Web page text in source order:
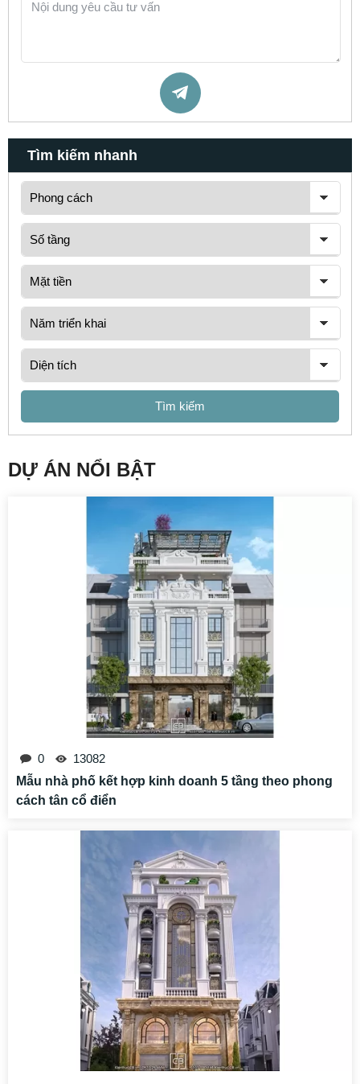
Tìm kiếm nhanh
Tìm kiếm
DỰ ÁN NỔI BẬT
0
13082
Mẫu nhà phố kết hợp kinh doanh 5 tầng theo phong
cách tân cổ điển